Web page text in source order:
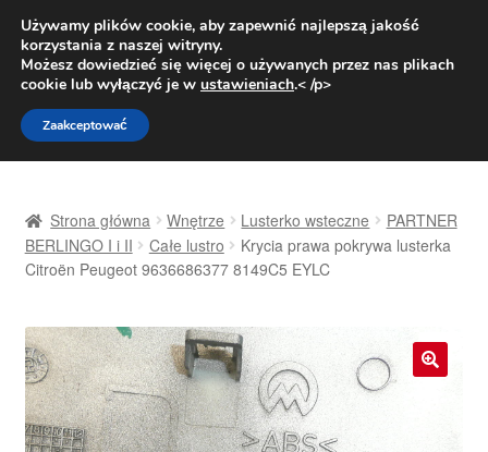
DOSTAWA od 31 zł
Pn.-pt. 9:00-16:00800 003 167
Przejdź
do
nawigacji
Przejdź
do
treści
Dostawa
Kontakt
Moje konto
Strona główna Wnętrze Lusterko wsteczne
PARTNER
BERLINGO I i II
Całe lustro
Krycia prawa pokrywa lusterka
Citroën Peugeot 9636686377 8149C5 EYLC
Używamy plików cookie, aby zapewnić najlepszą jakość
korzystania z naszej witryny.
Możesz dowiedzieć się więcej o używanych przez nas plikach
cookie lub wyłączyć je w ustawieniach.< /p>
Zaakceptować